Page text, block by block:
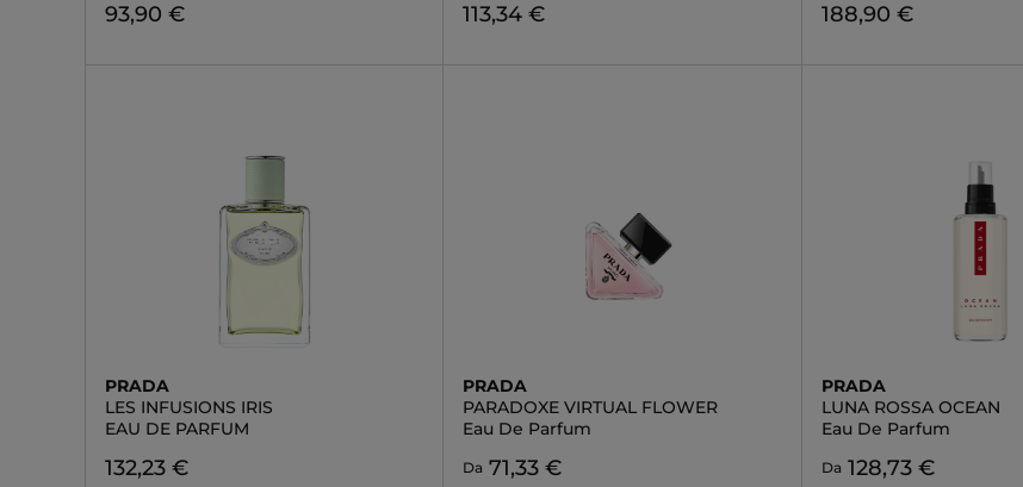
93,90 € 113,34 € 188,90 €
PRADA
LES INFUSIONS IRIS
EAU DE PARFUM
132,23 €
PRADA
PARADOXE VIRTUAL FLOWER
Eau De Parfum
Da 71,33 €
PRADA
LUNA ROSSA OCEAN
Eau De Parfum
Da 128,73 €